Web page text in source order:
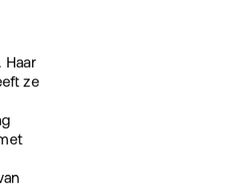
Haar
ze